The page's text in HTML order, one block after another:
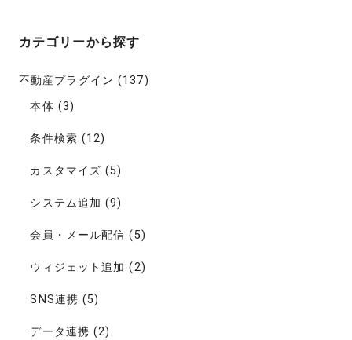
カテゴリーから探す
不動産プラグイン (137)
本体 (3)
条件検索 (12)
カスタマイズ (5)
システム追加 (9)
会員・メール配信 (5)
ウィジェット追加 (2)
SNS連携 (5)
データ連携 (2)